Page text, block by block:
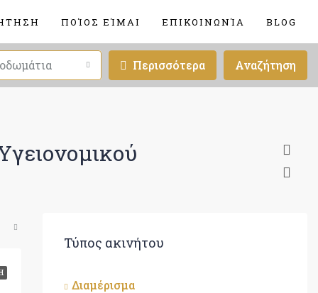
ΠΟΊΟΣ ΕΊΜΑΙ ΕΠΙΚΟΙΝΩΝΊΑ BLOG
Περισσότερα Αναζήτηση
Τύπος ακινήτου
Διαμέρισμα